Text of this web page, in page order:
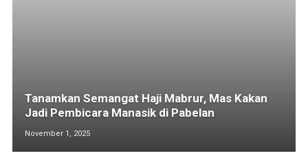
Tanamkan Semangat Haji Mabrur, Mas Kakan
Jadi Pembicara Manasik di Pabelan
November 1, 2025